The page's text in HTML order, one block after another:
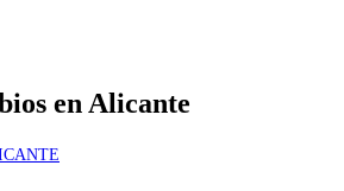
en Alicante